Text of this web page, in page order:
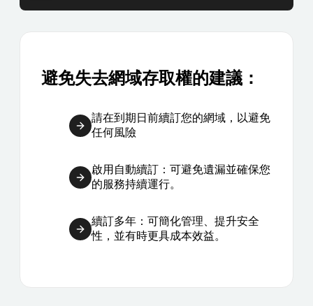
避免失去網域存取權的建議：
請在到期日前續訂您的網域，以避免
任何風險
啟用自動續訂：可避免遺漏並確保您
的服務持續運行。
續訂多年：可簡化管理、提升安全
性，並有時更具成本效益。